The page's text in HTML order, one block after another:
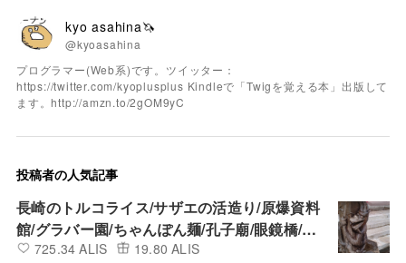
kyo asahina🦄
@kyoasahina
プログラマー(Web系)です。ツイッター：
https://twitter.com/kyoplusplus Kindleで「Twigを覚える本」出版して
ます。http://amzn.to/2gOM9yC
投稿者の人気記事
長崎のトルコライス/サザエの活造り/原爆資料
館/グラバー園/ちゃんぽん麺/孔子廟/眼鏡橋/吉
宗茶碗蒸し/ヒラマサ藁焼と地酒/豚角煮まんじ
725.34 ALIS 19.80 ALIS